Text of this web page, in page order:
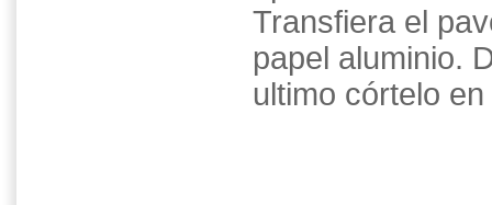
Transfiera el
papel aluminio.
ultimo córtelo